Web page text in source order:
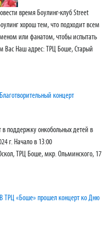
время Боулинг-клуб Street
хорош тем, что подходит всем
или фанатом, чтобы испытать
Вас Наш адрес: ТРЦ Боше, Старый
Благотворительный концерт
в поддержку онкобольных детей в
г. Начало в 13:00
ТРЦ Боше, мкр. Ольминского, 17
В ТРЦ «Боше» прошел концерт ко Дню